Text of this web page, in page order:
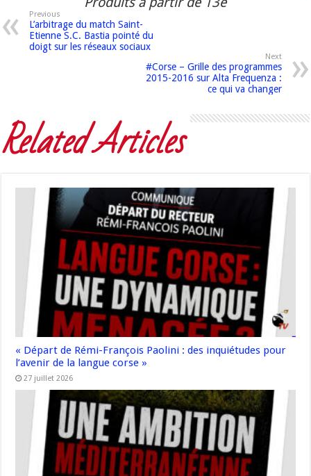
Previous
L’arbitrage du match Saint-
Etienne S.C. Bastia pointé du
doigt sur les réseaux sociaux
Next
#Corse – Grille des programmes
2015-2016 sur Alta Frequenza :
ce qui va changer
Related Articles
« Départ de Rémi-François Paolini : des inquiétudes pour
l’avenir de la langue corse »
27 juillet 2026